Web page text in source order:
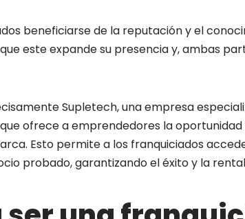
beneficiarse de la reputación y el
este expande su presencia y, ambas
Supletech, una empresa
ofrece a emprendedores la oportunidad
Esto permite a los franquiciados
probado, garantizando el éxito y la